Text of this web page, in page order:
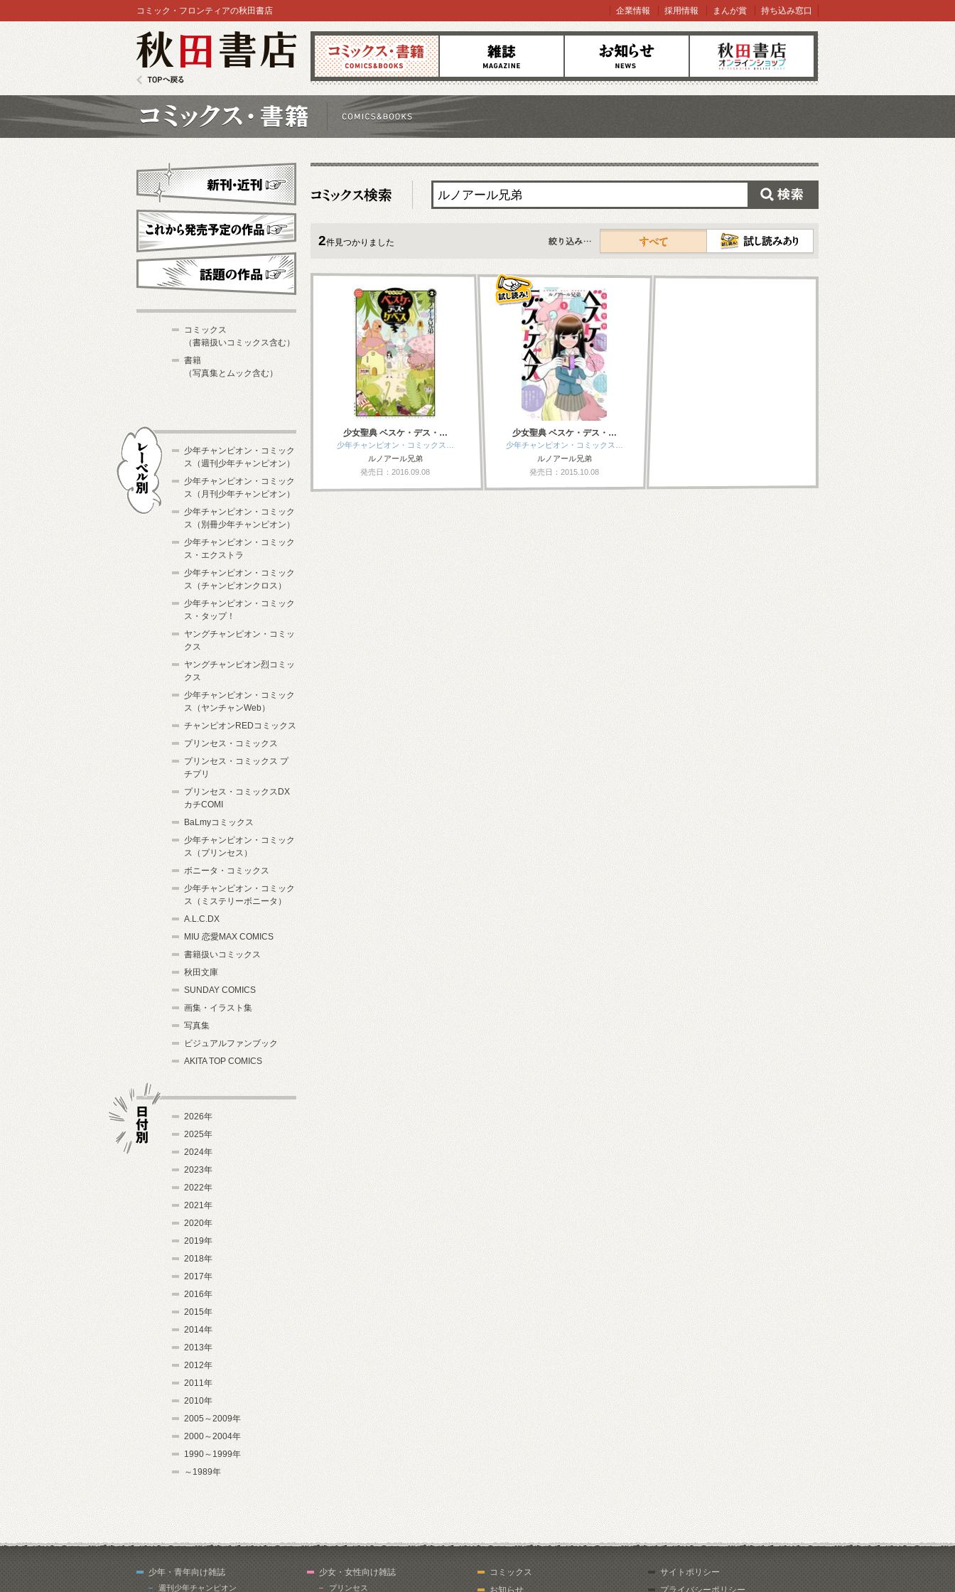
コミックス 雑誌 お知らせ オンラインショップ
コミック・フロンティアの秋田書店 企業情報 採用情報 まんが賞 持ち込み窓口
2件見つかりました
すべて
少女聖典 ベスケ・デス・…
少年チャンピオン・コミックス…
ルノアール兄弟
発売日：2016.09.08
少女聖典 ベスケ・デス・…
少年チャンピオン・コミックス…
ルノアール兄弟
発売日：2015.10.08
新刊・近刊
これから発売予定
コミックス
（書籍扱いコミックス含む）
書籍
（写真集とムック含む）
少年チャンピオン・コミック
ス（週刊少年チャンピオン）
少年チャンピオン・コミック
ス（月刊少年チャンピオン）
少年チャンピオン・コミック
ス（別冊少年チャンピオン）
少年チャンピオン・コミック
ス・エクストラ
少年チャンピオン・コミック
ス（チャンピオンクロス）
少年チャンピオン・コミック
ス・タップ！
ヤングチャンピオン・コミッ
クス
ヤングチャンピオン烈コミッ
クス
少年チャンピオン・コミック
ス（ヤンチャンWeb）
チャンピオンREDコミックス
プリンセス・コミックス
プリンセス・コミックス プ
チプリ
プリンセス・コミックスDX
カチCOMI
BaLmyコミックス
少年チャンピオン・コミック
ス（プリンセス）
ボニータ・コミックス
少年チャンピオン・コミック
ス（ミステリーボニータ）
A.L.C.DX
MIU 恋愛MAX COMICS
書籍扱いコミックス
秋田文庫
SUNDAY COMICS
画集・イラスト集
写真集
ビジュアルファンブック
AKITA TOP COMICS
2026年
2025年
2024年
2023年
2022年
2021年
2020年
2019年
2018年
2017年
2016年
2015年
2014年
2013年
2012年
2011年
2010年
2005～2009年
2000～2004年
1990～1999年
～1989年
少年・青年向け雑誌
週刊少年チャンピオン
少女・女性向け雑誌
プリンセス
コミックス
お知らせ
サイトポリシー
プライバシーポリシー